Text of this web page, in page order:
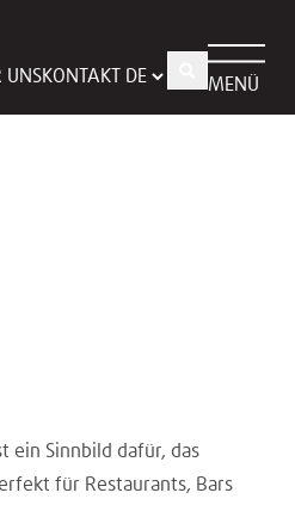
UNSKONTAKT MENÜ
ein Sinnbild dafür, das
für Restaurants, Bars